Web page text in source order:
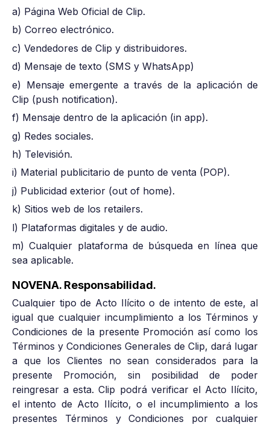
a) Página Web Oficial de Clip.
b) Correo electrónico.
c) Vendedores de Clip y distribuidores.
d) Mensaje de texto (SMS y WhatsApp)
e) Mensaje emergente a través de la aplicación de
Clip (push notification).
f) Mensaje dentro de la aplicación (in app).
g) Redes sociales.
h) Televisión.
i) Material publicitario de punto de venta (POP).
j) Publicidad exterior (out of home).
k) Sitios web de los retailers.
l) Plataformas digitales y de audio.
m) Cualquier plataforma de búsqueda en línea que
sea aplicable.
NOVENA. Responsabilidad.
Cualquier tipo de Acto Ilícito o de intento de este, al
igual que cualquier incumplimiento a los Términos y
Condiciones de la presente Promoción así como los
Términos y Condiciones Generales de Clip, dará lugar
a que los Clientes no sean considerados para la
presente Promoción, sin posibilidad de poder
reingresar a esta. Clip podrá verificar el Acto Ilícito,
el intento de Acto Ilícito, o el incumplimiento a los
presentes Términos y Condiciones por cualquier